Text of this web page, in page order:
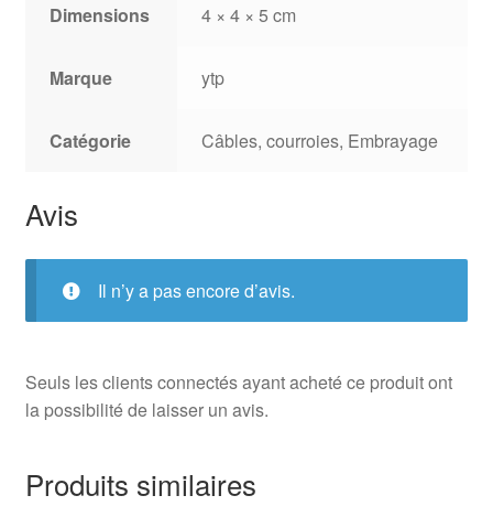
Dimensions 4 × 4 × 5 cm
Marque ytp
Catégorie Câbles, courroies, Embrayage
Avis
Il n’y a pas encore d’avis.
Seuls les clients connectés ayant acheté ce produit ont
la possibilité de laisser un avis.
Produits similaires